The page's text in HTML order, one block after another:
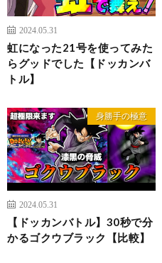
2024.05.31
虹になった21号を使ってみた
らグッドでした【ドッカンバ
トル】
身勝手の極意
2024.05.31
【ドッカンバトル】30秒で分
かるゴクウブラック【比較】